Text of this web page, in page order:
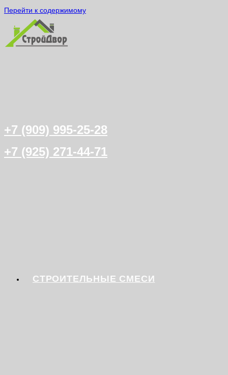
Перейти к содержимому
+7 (909) 995-25-28
+7 (925) 271-44-71
СТРОИТЕЛЬНЫЕ СМЕСИ